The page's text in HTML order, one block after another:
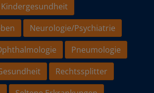
Kindergesundheit
Neurologie/Psychiatrie
Pneumologie
Rechtssplitter